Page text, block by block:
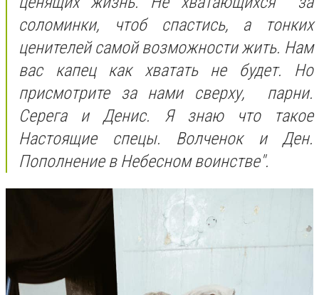
соломинки, чтоб спастись, а тонких
ценителей самой возможности жить. Нам
вас капец как хватать не будет. Но
присмотрите за нами сверху, парни.
Серега и Денис. Я знаю что такое
Настоящие спецы. Волченок и Ден.
Пополнение в Небесном воинстве".